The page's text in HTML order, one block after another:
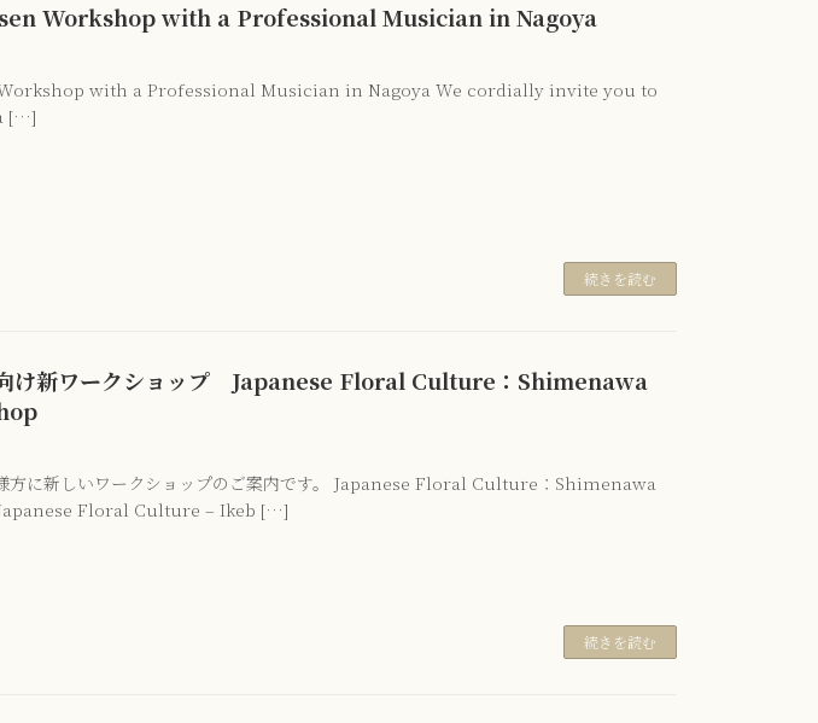
Workshop with a Professional Musician in Nagoya
with a Professional Musician in Nagoya We cordially invite you to
[…]
続きを読む
け新ワークショップ Japanese Floral Culture：Shimenawa
方に新しいワークショップのご案内です。 Japanese Floral Culture：Shimenawa
Floral Culture – Ikeb […]
続きを読む